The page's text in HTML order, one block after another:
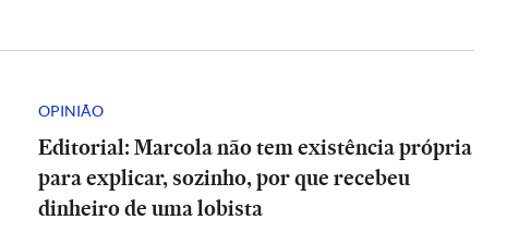
OPINIÃO
Editorial: Marcola não tem existência própria
para explicar, sozinho, por que recebeu
dinheiro de uma lobista